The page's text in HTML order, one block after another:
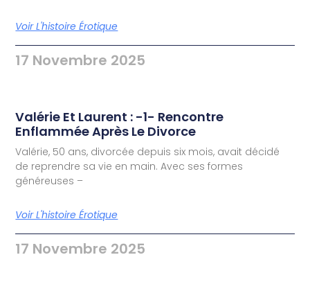
Voir L'histoire Érotique
17 Novembre 2025
Valérie Et Laurent : -1- Rencontre
Enflammée Après Le Divorce
Valérie, 50 ans, divorcée depuis six mois, avait décidé
de reprendre sa vie en main. Avec ses formes
généreuses –
Voir L'histoire Érotique
17 Novembre 2025